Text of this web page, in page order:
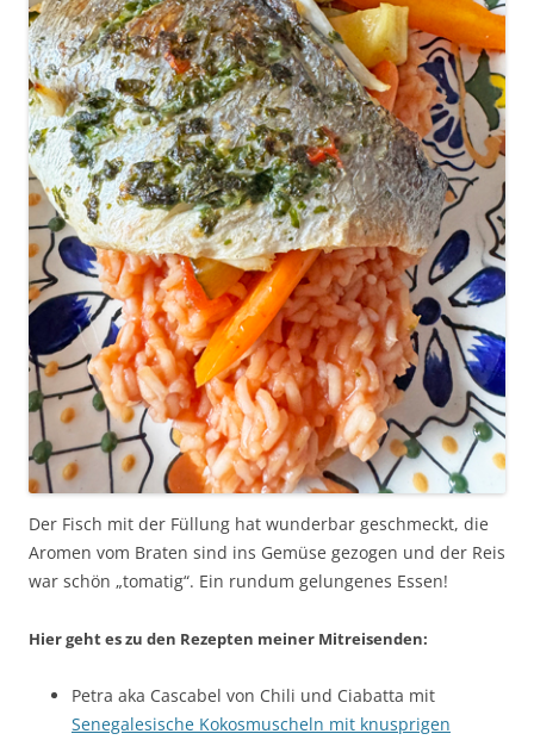
Der Fisch mit der Füllung hat wunderbar geschmeckt, die
Aromen vom Braten sind ins Gemüse gezogen und der Reis
war schön „tomatig“. Ein rundum gelungenes Essen!
Hier geht es zu den Rezepten meiner Mitreisenden:
Petra aka Cascabel von Chili und Ciabatta mit
Senegalesische Kokosmuscheln mit knusprigen